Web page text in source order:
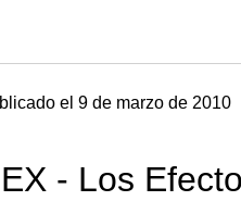
el 9 de marzo de 2010
- Los